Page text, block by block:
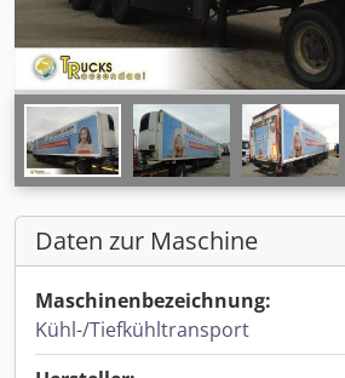
Daten zur Maschine
Maschinenbezeichnung:
Kühl-/Tiefkühltransport